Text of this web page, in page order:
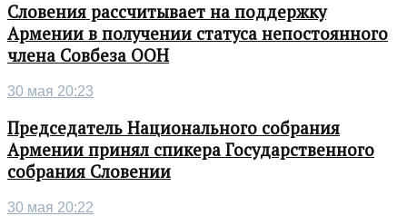
Словения рассчитывает на поддержку
Армении в получении статуса непостоянного
члена Совбеза ООН
30 мая 20:23
Председатель Национального собрания
Армении принял спикера Государственного
собрания Словении
30 мая 20:22